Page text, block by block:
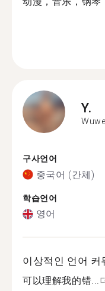
Y.
구사언어
중국어 (간체)
학습언어
영어
이상적인 언어 커
可以理解我的错...